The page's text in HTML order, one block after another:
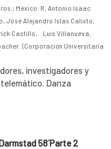
; México: R, Antonio Isaac
José Alejandro Islas Calixto,
Castillo, Luis Villanueva,
(Corporación Universitaria
investigadores y
Danza
58´Parte 2